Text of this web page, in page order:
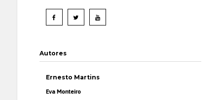
Autores
Ernesto Martins
Eva Monteiro